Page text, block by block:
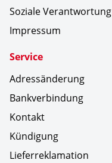
Soziale Verantwortung
Impressum
Service
Adressänderung
Bankverbindung
Kontakt
Kündigung
Lieferreklamation